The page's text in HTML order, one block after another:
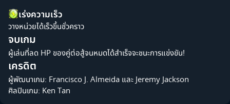
เร่งความเร็ว
วางหน่วยได้เร็วขึ้นชั่วคราว
จบเกม
ผู้เล่นที่ลด HP ของคู่ต่อสู้จนหมดได้สำเร็จจะชนะการแข่งขัน!
เครดิต
ผู้พัฒนาเกม: Francisco J. Almeida และ Jeremy Jackson
ศิลปินเกม: Ken Tan